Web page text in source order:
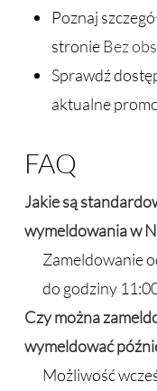
Poznaj
stronie Bez
Sprawdź
aktualne
FAQ
Jakie są
wymeldowania w
Zameldowanie
do godziny
Czy można
wymeldować
Możliwość